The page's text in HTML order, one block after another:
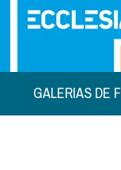
GALERIAS DE